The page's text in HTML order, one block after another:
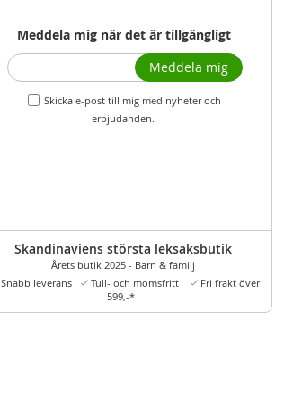
Meddela mig när det är tillgängligt
Skicka e-post till mig med nyheter och
erbjudanden.
Meddela mig
Skandinaviens största leksaksbutik
Årets butik 2025 - Barn & familj
Snabb leverans
Tull- och momsfritt
Fri frakt över
599,-*